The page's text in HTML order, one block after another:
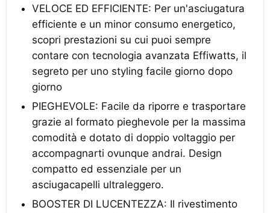
VELOCE ED EFFICIENTE: Per un'asciugatura
efficiente e un minor consumo energetico,
scopri prestazioni su cui puoi sempre
contare con tecnologia avanzata Effiwatts, il
segreto per uno styling facile giorno dopo
giorno
PIEGHEVOLE: Facile da riporre e trasportare
grazie al formato pieghevole per la massima
comodità e dotato di doppio voltaggio per
accompagnarti ovunque andrai. Design
compatto ed essenziale per un
asciugacapelli ultraleggero.
BOOSTER DI LUCENTEZZA: Il rivestimento